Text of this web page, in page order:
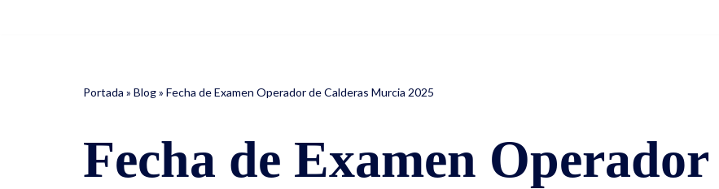
Portada » Blog» Fecha de Examen Operador de Calderas Murcia 2025
Fecha de Examen